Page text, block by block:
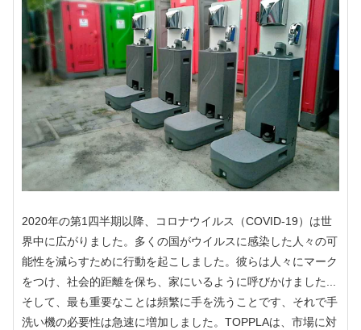
2020年の第1四半期以降、コロナウイルス（COVID-19）は世
界中に広がりました。多くの国がウイルスに感染した人々の可
能性を減らすために行動を起こしました。彼らは人々にマーク
をつけ、社会的距離を保ち、家にいるように呼びかけました...
そして、最も重要なことは頻繁に手を洗うことです、それで手
洗い機の必要性は急速に増加しました。TOPPLAは、市場に対